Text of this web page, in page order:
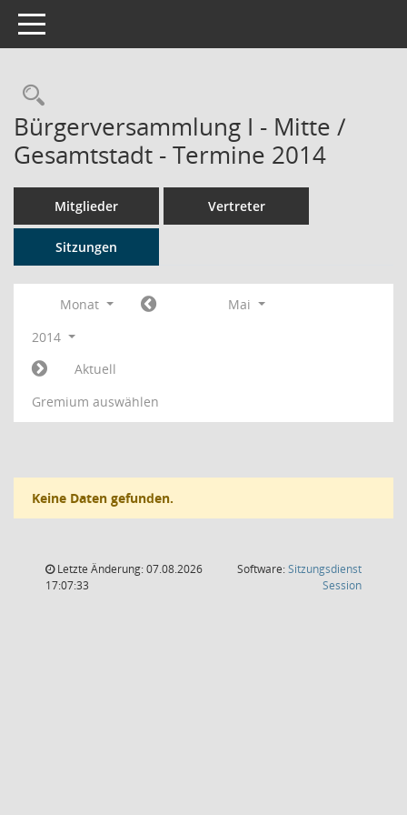
Toggle navigation
Rechercheauswahl
Bürgerversammlung I - Mitte /
Gesamtstadt - Termine 2014
Mitglieder Vertreter
Sitzungen
Monat
Mai
2014
Aktuell
Gremium auswählen
Keine Daten gefunden.
Letzte Änderung: 07.08.2026
17:07:33
Software:Sitzungsdienst
Session(Wird in